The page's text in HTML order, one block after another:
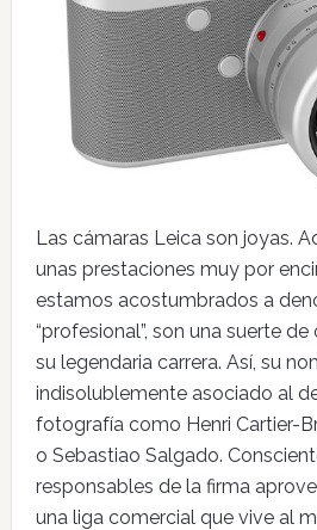
Las cámaras Leica son joyas.
unas prestaciones muy por
estamos acostumbrados a
“profesional”, son una suerte
su legendaria carrera. Así, su
indisolublemente asociado al
fotografía como Henri Cartier-
o Sebastiao Salgado.
responsables de la firma
una liga comercial que vive al